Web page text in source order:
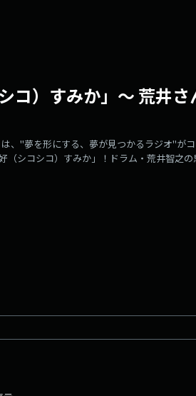
コ）すみか」〜 荒井
は、"夢を形にする、夢が見つかるラジオ"が
（シコシコ）すみか」！ドラム・荒井智之
之で予想して当ててみせます。「穴が空い
2024年1月29日 放送分を再編集しています。